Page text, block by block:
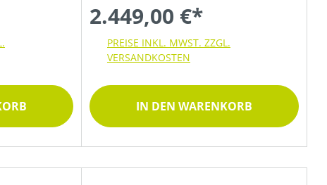
2.449,00 €*
PREISE INKL. MWST. ZZGL.
VERSANDKOSTEN
IN DEN WARENKORB